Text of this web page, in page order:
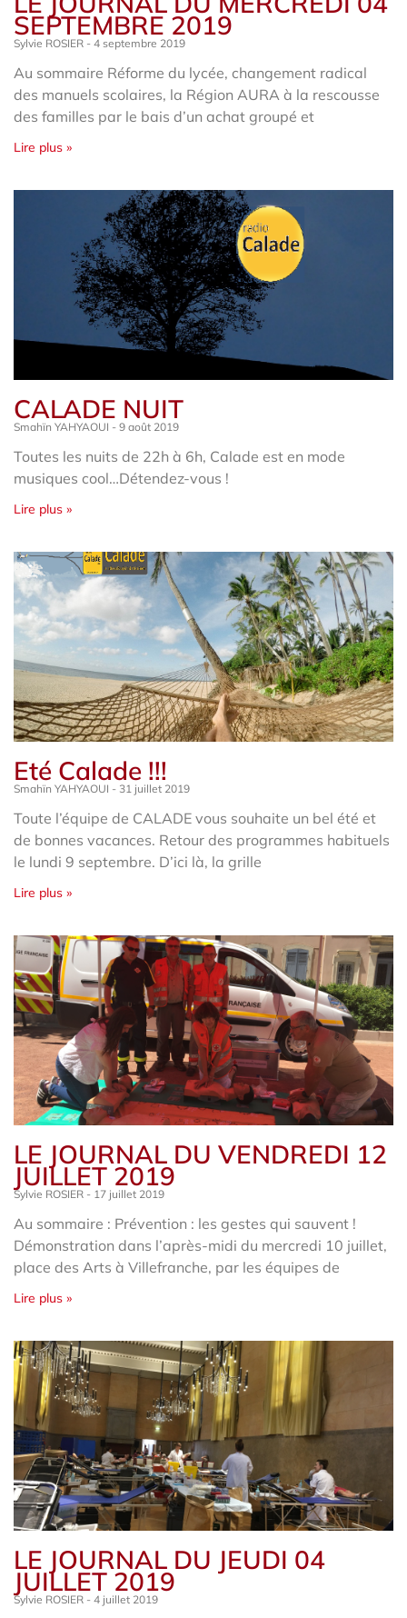
SEPTEMBRE 2019
Sylvie ROSIER 4 septembre 2019
Au sommaire Réforme du lycée, changement radical
des manuels scolaires, la Région AURA à la rescousse
des familles par le bais d’un achat groupé et
Lire plus »
CALADE NUIT
Smahïn YAHYAOUI 9 août 2019
Toutes les nuits de 22h à 6h, Calade est en mode
musiques cool…Détendez-vous !
Lire plus »
Eté Calade !!!
Smahïn YAHYAOUI 31 juillet 2019
Toute l’équipe de CALADE vous souhaite un bel été et
de bonnes vacances. Retour des programmes habituels
le lundi 9 septembre. D’ici là, la grille
Lire plus »
LE JOURNAL DU VENDREDI 12
JUILLET 2019
Sylvie ROSIER 17 juillet 2019
Au sommaire : Prévention : les gestes qui sauvent !
Démonstration dans l’après-midi du mercredi 10 juillet,
place des Arts à Villefranche, par les équipes de
Lire plus »
LE JOURNAL DU JEUDI 04
JUILLET 2019
Sylvie ROSIER 4 juillet 2019